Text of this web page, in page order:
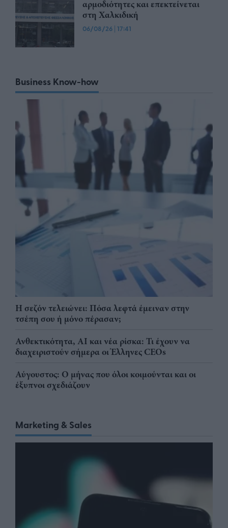
αρμοδιότητες και επεκτείνεται
στη Χαλκιδική
06/08/26 | 17:41
Business Know-how
Η σεζόν τελειώνει: Πόσα λεφτά έμειναν στην
τσέπη σου ή μόνο πέρασαν;
Ανθεκτικότητα, AI και νέα ρίσκα: Τι έχουν να
διαχειριστούν σήμερα οι Έλληνες CEOs
Αύγουστος: Ο μήνας που όλοι κοιμούνται και οι
έξυπνοι σχεδιάζουν
Marketing & Sales